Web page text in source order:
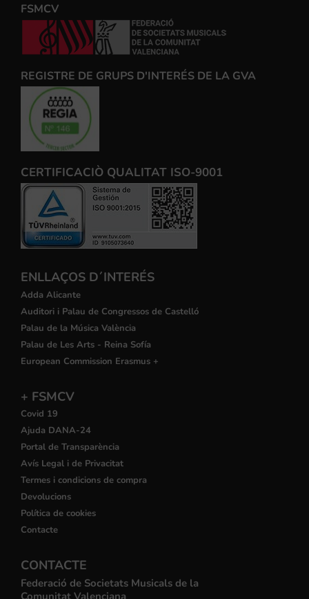
FSMCV
REGISTRE DE GRUPS D'INTERÉS DE LA GVA
CERTIFICACIÒ QUALITAT ISO-9001
ENLLAÇOS D´INTERÉS
Adda Alicante
Auditori i Palau de Congressos de Castelló
Palau de la Música València
Palau de Les Arts - Reina Sofía
European Commission Erasmus +
+ FSMCV
Covid 19
Ajuda DANA-24
Portal de Transparència
Avís Legal i de Privacitat
Termes i condicions de compra
Devolucions
Política de cookies
Contacte
CONTACTE
Federació de Societats Musicals de la
Comunitat Valenciana